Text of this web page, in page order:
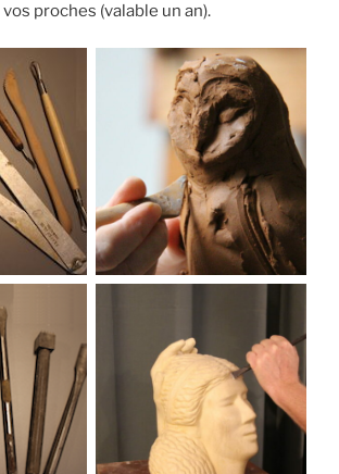
vos proches (valable un an).